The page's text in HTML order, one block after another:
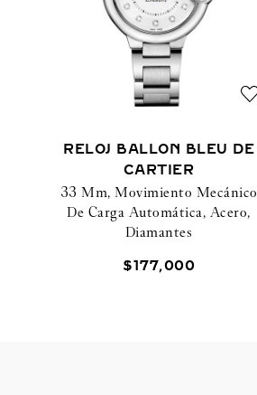
RELOJ BALLON BLEU DE
CARTIER
33 Mm, Movimiento Mecánico
De Carga Automática, Acero,
Diamantes
$177,000